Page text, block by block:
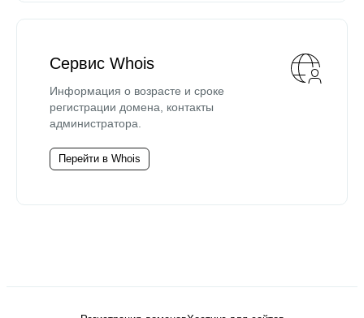
Сервис Whois
Информация о возрасте и сроке
регистрации домена, контакты
администратора.
Перейти в Whois